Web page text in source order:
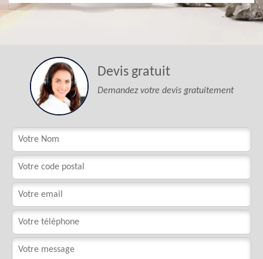
Devis gratuit
Demandez votre devis gratuitement